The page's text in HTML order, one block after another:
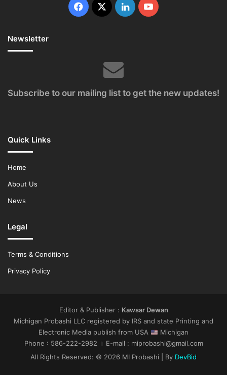
Facebook
X LinkedInYouTube
Newsletter
Subscribe to our mailing list to get the new updates!
Quick Links
Home
About Us
News
Legal
Terms & Conditions
Privacy Policy
Editor & Publisher : Kawsar Dewan
Michigan Probashi LLC registered by IRS and state Printing and
Electronic Media publish from USA
Michigan
Phone : 586-222-2982 । E-mail : miprobashi@gmail.com
All Rights Reserved: © 2026 MI Probashi | By DevBid